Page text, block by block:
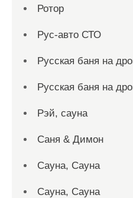
Ротор
Рус-авто СТО
Русская баня на
Русская баня на
Рэй, сауна
Саня & Димон
Сауна, Сауна
Сауна, Сауна